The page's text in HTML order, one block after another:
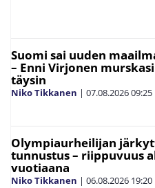
Suomi sai uuden
– Enni Virjonen
täysin
Niko Tikkanen | 07.08.202609:25
Olympiaurheilijan
tunnustus – riippuvuus
vuotiaana
Niko Tikkanen | 06.08.2026 19:20